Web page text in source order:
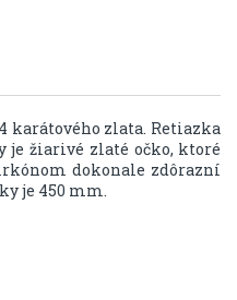
karátového zlata. Retiazka
je žiarivé zlaté očko, ktoré
dokonale zdôrazní
je 450 mm.